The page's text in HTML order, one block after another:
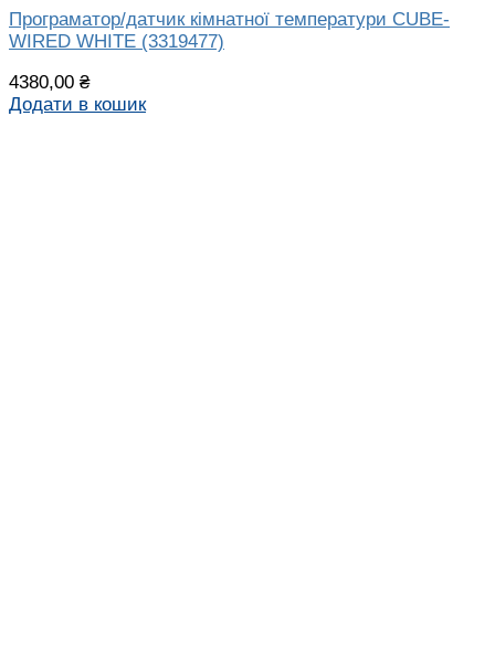
Програматор/датчик кімнатної температури CUBE-
WIRED WHITE (3319477)
4380,00 ₴
Додати в кошик